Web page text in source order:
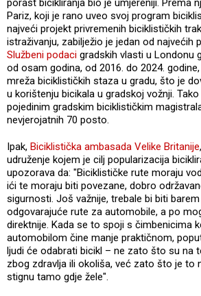
porast bicikliranja bio je umjereniji. Prema
Pariz, koji je rano uveo svoj program
najveći projekt privremenih biciklističkih
istraživanju, zabilježio je jedan od najvećih
Službeni podaci gradskih vlasti u Londonu
od osam godina, od 2016. do 2024.
mreža biciklističkih staza u gradu, što je
u korištenju bicikala u gradskoj vožnji.
pojedinim gradskim biciklističkim
nevjerojatnih 70 posto.
Ipak, Biciklistička ambasada Velike Britanije
udruženje kojem je cilj popularizacija
upozorava da: "Biciklističke rute moraju
ići te moraju biti povezane, dobro
sigurnosti. Još važnije, trebale bi biti
odgovarajuće rute za automobile, a po
direktnije. Kada se to spoji s čimbenicima
automobilom čine manje praktičnom,
ljudi će odabrati bicikl – ne zato što su na
zbog zdravlja ili okoliša, već zato što je to
stignu tamo gdje žele".